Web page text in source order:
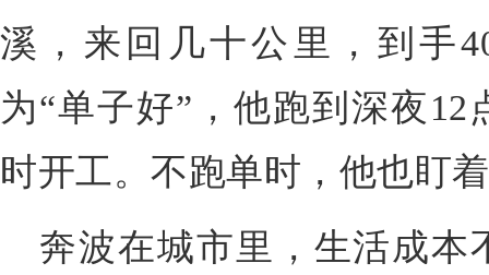
溪，来回几十公里，到手
为“单子好” ，他跑到深夜12
时开工。不跑单时，他也盯
奔波在城市里，生活成本